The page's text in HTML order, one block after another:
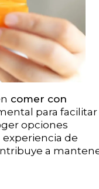
comer con
para facilitar
opciones
experiencia de
a